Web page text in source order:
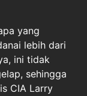
yang
lebih dari
ini tidak
sehingga
CIA Larry